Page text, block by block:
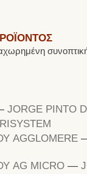
JORGE PINTO
AGGLOMERE
AG MICRO —